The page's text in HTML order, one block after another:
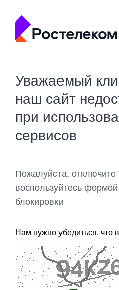
Уважаемый
наш сайт
при
сервисов
Пожалуйста, отключите
воспользуйтесь
блокировки
Нам нужно убедиться, что